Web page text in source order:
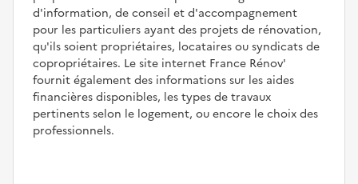
d'information, de conseil et d'accompagnement
pour les particuliers ayant des projets de rénovation,
qu'ils soient propriétaires, locataires ou syndicats de
copropriétaires. Le site internet France Rénov'
fournit également des informations sur les aides
financières disponibles, les types de travaux
pertinents selon le logement, ou encore le choix des
professionnels.